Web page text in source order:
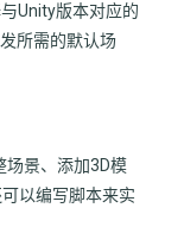
Unity版本对应的
所需的默认场
场景、添加3D模
以编写脚本来实